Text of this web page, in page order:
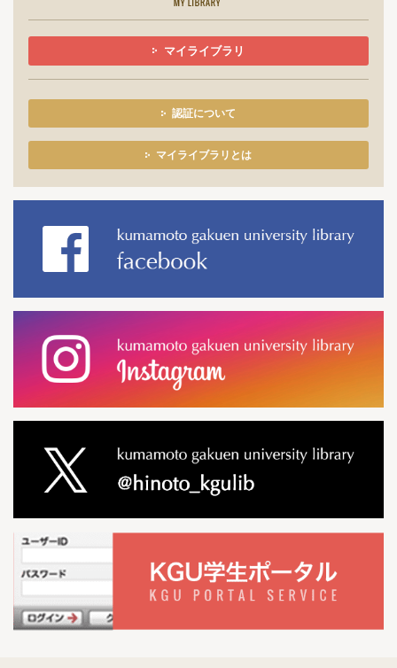
マイライブラリ
認証について
マイライブラリとは